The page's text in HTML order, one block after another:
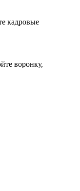
кадровые
воронку,